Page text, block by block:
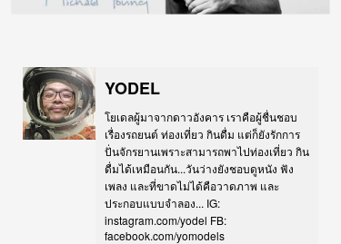
YODEL
โยเดลผู้มาจากดาวอังคาร เราคือผู้ชื่นชอบ
เรื่องรถยนต์ ท่องเที่ยว กินดื่ม แต่ก็ยังรักการ
ปั่นจักรยานเพราะสามารถพาไปท่องเที่ยว กิน
ดื่มได้เหมือนกัน...วันว่างยังชอบดูหนัง ฟัง
เพลง และที่ขาดไม่ได้คือวาดภาพ และ
ประกอบแบบจำลอง... IG:
instagram.com/yodel FB:
facebook.com/yomodels